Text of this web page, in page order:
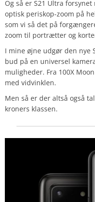
Og så er S21 Ultra
optisk periskop-zoom på
som vi så det på
zoom til portrætter og
I mine øjne udgør den nye
bud på en universel
muligheder. Fra 100X
med vidvinklen.
Men så er der altså også
kroners klassen.